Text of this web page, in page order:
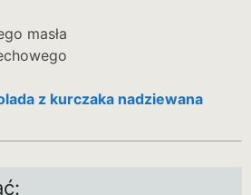
masła
z kurczaka nadziewana